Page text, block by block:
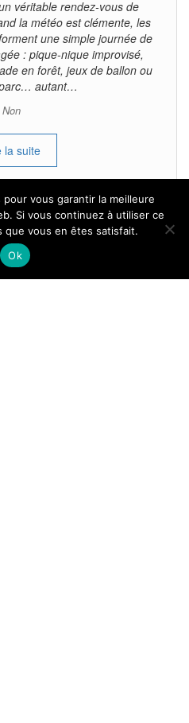
véritable rendez-vous de
la météo est clémente, les
une simple journée de
: pique-nique improvisé,
en forêt, jeux de ballon ou
autant…
Non
la suite
reservés.
vous garantir la meilleure
Si vous continuez à utiliser ce
que vous en êtes satisfait.
Ok